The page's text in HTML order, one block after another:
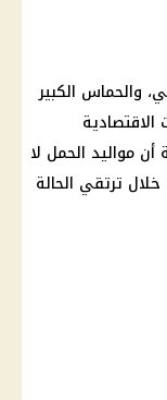
والحماس الكبير
الاقتصادية
أن مواليد الحمل لا
ترتقي الحالة